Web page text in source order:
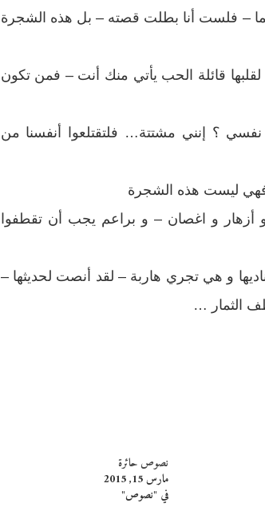
– فلست أنا بطلت قصته – بل هذه الشجرة
قائلة الحب يأتي منك أنت – فمن تكون
؟ إنني مشتتة… فلتقتلعوا أنفسنا من
ليست هذه الشجرة
و أزهار و اغصان – و براعم يجب أن تقطفوا
و هي تجري هاربة – لقد أنصت لحديثها –
الثمار …
نصوص حائرة
مارس 15, 2015
في "نصوص"